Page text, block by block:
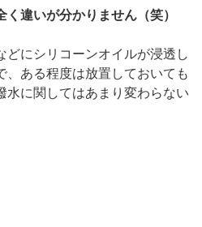
違いが分かりません（笑）
にシリコーンオイルが浸透し
、ある程度は放置しておいても
水に関してはあまり変わらない